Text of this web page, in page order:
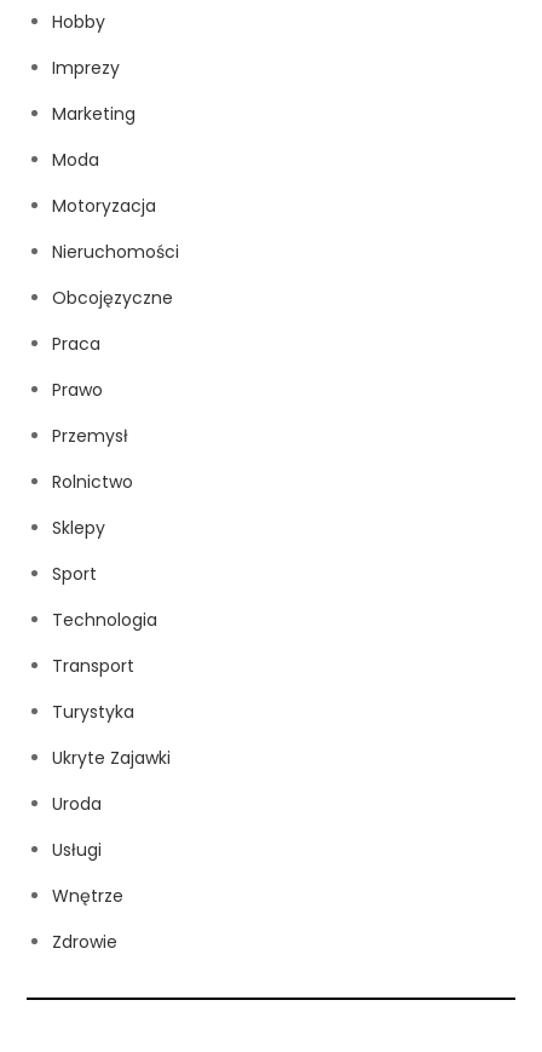
Hobby
Imprezy
Marketing
Moda
Motoryzacja
Nieruchomości
Obcojęzyczne
Praca
Prawo
Przemysł
Rolnictwo
Sklepy
Sport
Technologia
Transport
Turystyka
Ukryte Zajawki
Uroda
Usługi
Wnętrze
Zdrowie